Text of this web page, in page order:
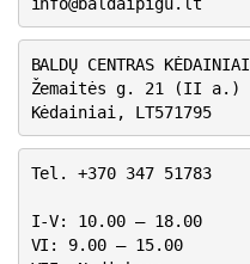
BALDŲ CENTRAS KĖDAINIAI
Žemaitės g. 21 (II a.)
Kėdainiai, LT571795
Tel. +370 347 51783
I-V: 10.00 – 18.00
VI: 9.00 – 15.00